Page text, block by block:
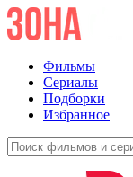
Фильмы
Сериалы
Подборки
Избранное